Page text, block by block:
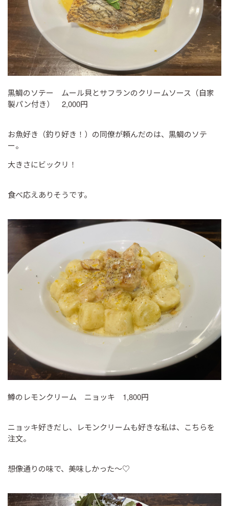
黒鯛のソテー ムール貝とサフランのクリームソース（自家
製パン付き） 2,000円
お魚好き（釣り好き！）の同僚が頼んだのは、黒鯛のソテ
ー。
大きさにビックリ！
食べ応えありそうです。
鱒のレモンクリーム ニョッキ 1,800円
ニョッキ好きだし、レモンクリームも好きな私は、こちらを
注文。
想像通りの味で、美味しかった～♡